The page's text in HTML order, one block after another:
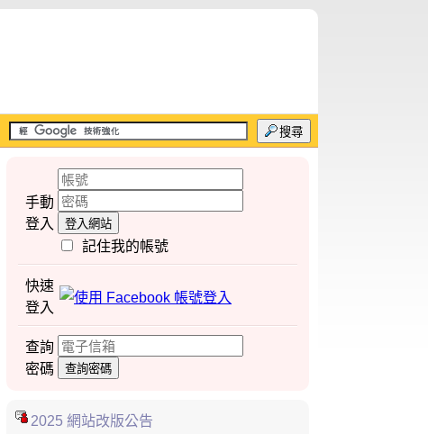
搜尋
手動
登入
登入網站
記住我的帳號
快速
登入
查詢
密碼
查詢密碼
2025 網站改版公告